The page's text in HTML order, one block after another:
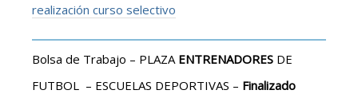
realización curso selectivo
Bolsa de Trabajo – PLAZA ENTRENADORES DE
FUTBOL – ESCUELAS DEPORTIVAS – Finalizado